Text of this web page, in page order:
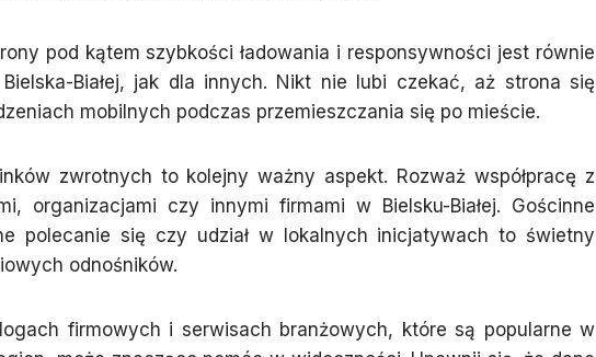
pod kątem szybkości ładowania i responsywności jest równie
Białej, jak dla innych. Nikt nie lubi czekać, aż strona się
mobilnych podczas przemieszczania się po mieście.
zwrotnych to kolejny ważny aspekt. Rozważ współpracę z
organizacjami czy innymi firmami w Bielsku-Białej. Gościnne
polecanie się czy udział w lokalnych inicjatywach to świetny
odnośników.
firmowych i serwisach branżowych, które są popularne w